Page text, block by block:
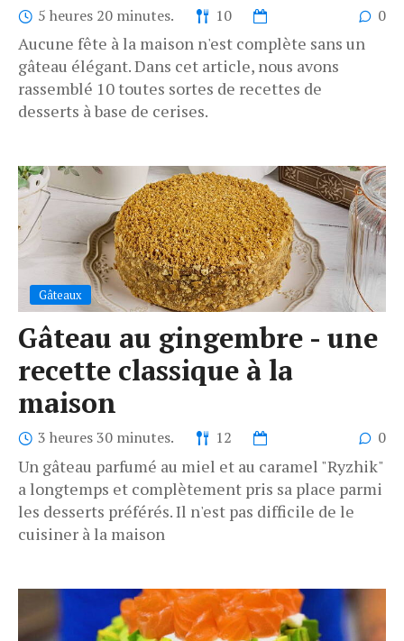
5 heures 20 minutes. 10 0
Aucune fête à la maison n'est complète sans un
gâteau élégant. Dans cet article, nous avons
rassemblé 10 toutes sortes de recettes de
desserts à base de cerises.
Gâteaux
Gâteau au gingembre - une
recette classique à la
maison
3 heures 30 minutes. 12 0
Un gâteau parfumé au miel et au caramel "Ryzhik"
a longtemps et complètement pris sa place parmi
les desserts préférés. Il n'est pas difficile de le
cuisiner à la maison